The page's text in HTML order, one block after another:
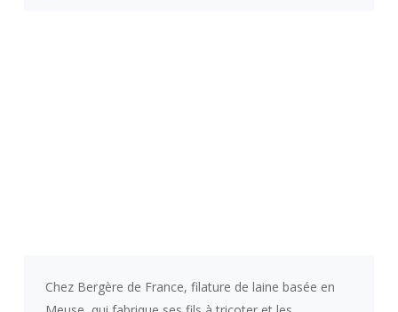
Chez Bergère de France, filature de laine basée en